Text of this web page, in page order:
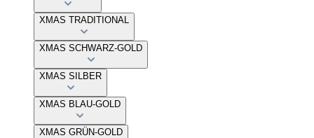
XMAS TRADITIONAL
XMAS SCHWARZ-GOLD
XMAS SILBER
XMAS BLAU-GOLD
XMAS GRÜN-GOLD